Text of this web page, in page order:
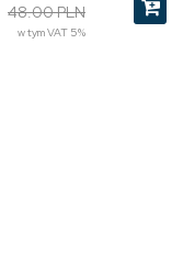
48.00 PLN
w tym VAT 5%